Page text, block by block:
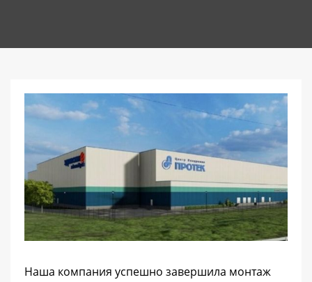
Наша компания успешно завершила монтаж